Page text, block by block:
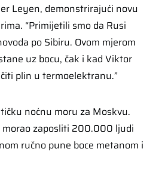
Leyen, demonstrirajući novu
“Primijetili smo da Rusi
po Sibiru. Ovom mjerom
uz bocu, čak i kad Viktor
plin u termoelektranu.”
noćnu moru za Moskvu.
morao zaposliti 200.000 ljudi
ručno pune boce metanom i